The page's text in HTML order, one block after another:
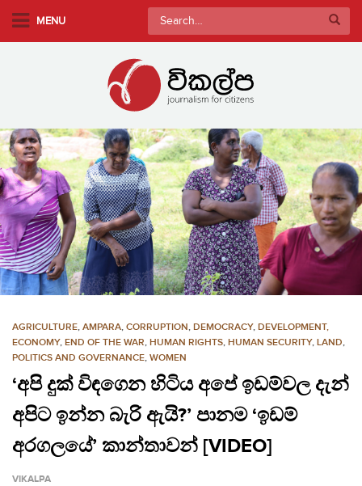
m
a
i
n
c
o
n
t
e
MENU
Search
for:
AGRICULTURE, AMPARA, CORRUPTION, DEMOCRACY, DEVELOPMENT,
ECONOMY, END OF THE WAR, HUMAN RIGHTS, HUMAN SECURITY, LAND,
POLITICS AND GOVERNANCE, WOMEN
‘අපි දුක් විඳගෙන හිටිය අපේ ඉඩම්වල දැන්
අපිට ඉන්න බැරි ඇයි?’ පානම ‘ඉඩම්
අරගලයේ’ කාන්තාවන් [VIDEO]
VIKALPA